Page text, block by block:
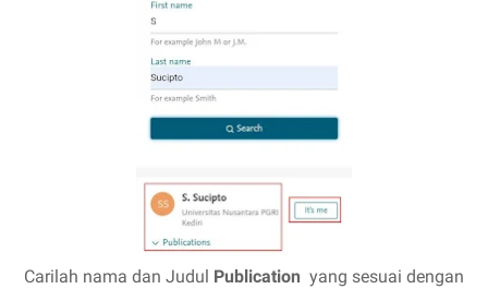
Carilah nama dan Judul Publication yang sesuai dengan